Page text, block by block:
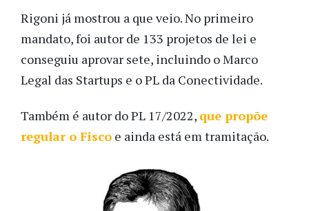
Rigoni já mostrou a que veio. No primeiro
mandato, foi autor de 133 projetos de lei e
conseguiu aprovar sete, incluindo o Marco
Legal das Startups e o PL da Conectividade.
Também é autor do PL 17/2022, que propõe
regular o Fisco e ainda está em tramitação.